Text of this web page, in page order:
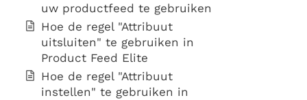
uw productfeed te gebruiken
Hoe de regel "Attribuut
uitsluiten" te gebruiken in
Product Feed Elite
Hoe de regel "Attribuut
instellen" te gebruiken in